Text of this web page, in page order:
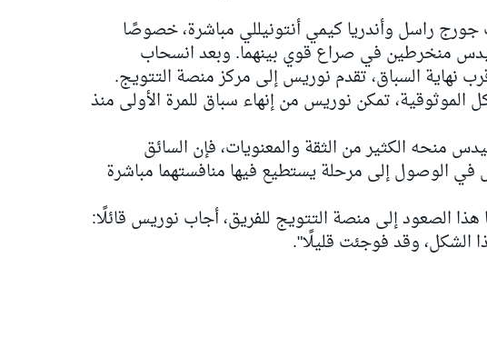
راسل وأندريا كيمي أنتونيللي مباشرة، خصوصًا
منخرطين في صراع قوي بينهما. وبعد انسحاب
نهاية السباق، تقدم نوريس إلى مركز منصة التتويج.
تمكن نوريس من إنهاء سباق للمرة الأولى منذ
منحه الكثير من الثقة والمعنويات، فإن السائق
في الوصول إلى مرحلة يستطيع فيها منافستهما مباشرة
الصعود إلى منصة التتويج للفريق، أجاب نوريس قائلًا:
الشكل، وقد فوجئت قليلًا".